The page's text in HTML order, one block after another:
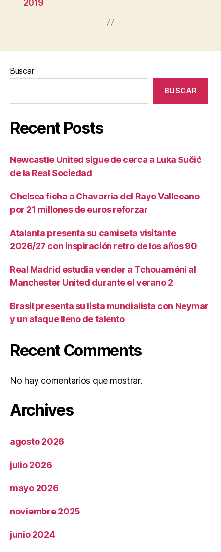
2019
Buscar
BUSCAR
Recent Posts
Newcastle United sigue de cerca a Luka Sučić
de la Real Sociedad
Chelsea ficha a Chavarria del Rayo Vallecano
por 21 millones de euros reforzar
Atalanta presenta su camiseta visitante
2026/27 con inspiración retro de los años 90
Real Madrid estudia vender a Tchouaméni al
Manchester United durante el verano 2
Brasil presenta su lista mundialista con Neymar
y un ataque lleno de talento
Recent Comments
No hay comentarios que mostrar.
Archives
agosto 2026
julio 2026
mayo 2026
noviembre 2025
junio 2024